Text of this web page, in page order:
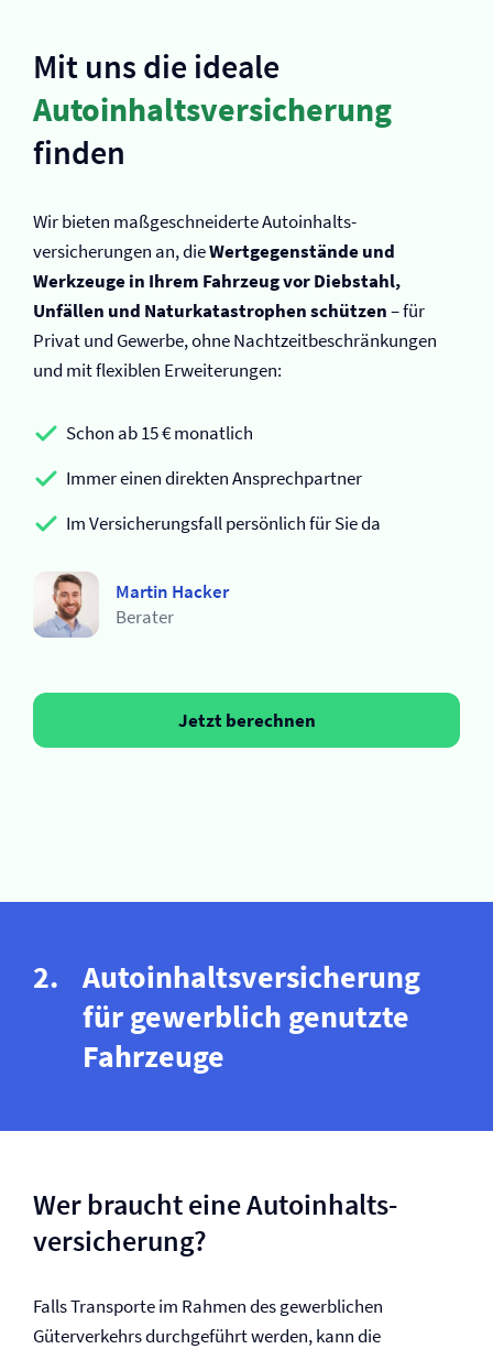
Mit uns die ideale
Autoinhalts­versicherung
finden
Wir bieten maßgeschneiderte Autoinhalts­
versicherungen an, dieWertgegenstände und
Werkzeuge in Ihrem Fahrzeug vor Diebstahl,
Unfällen und Naturkatastrophen schützen– für
Privat und Gewerbe, ohne Nachtzeitbeschränkungen
und mit flexiblen Erweiterungen:
Schon ab 15 € monatlich
Immer einen direkten Ansprechpartner
Im Versicherungsfall persönlich für Sie da
Martin Hacker
Berater
Jetzt berechnen
Autoinhalts­versicherung
für gewerblich genutzte
Fahrzeuge
Wer braucht eine Autoinhalts­
versicherung?
Falls Transporte im Rahmen des gewerblichen
Güterverkehrs durchgeführt werden, kann die